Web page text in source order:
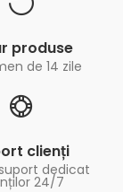
produse
de 14 zile
clienți
dedicat
24/7